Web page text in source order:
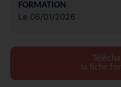
FORMATION
Le 06/01/2026
la fiche